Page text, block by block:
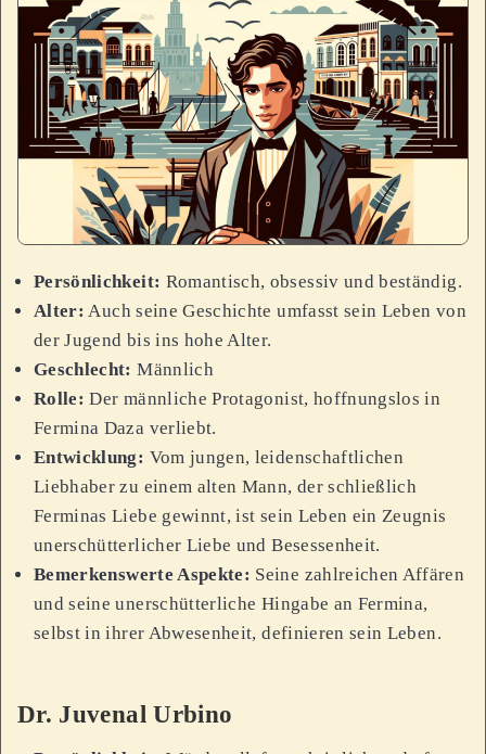
Persönlichkeit: Romantisch, obsessiv und beständig.
Alter: Auch seine Geschichte umfasst sein Leben von
der Jugend bis ins hohe Alter.
Geschlecht: Männlich
Rolle: Der männliche Protagonist, hoffnungslos in
Fermina Daza verliebt.
Entwicklung: Vom jungen, leidenschaftlichen
Liebhaber zu einem alten Mann, der schließlich
Ferminas Liebe gewinnt, ist sein Leben ein Zeugnis
unerschütterlicher Liebe und Besessenheit.
Bemerkenswerte Aspekte: Seine zahlreichen Affären
und seine unerschütterliche Hingabe an Fermina,
selbst in ihrer Abwesenheit, definieren sein Leben.
Dr. Juvenal Urbino